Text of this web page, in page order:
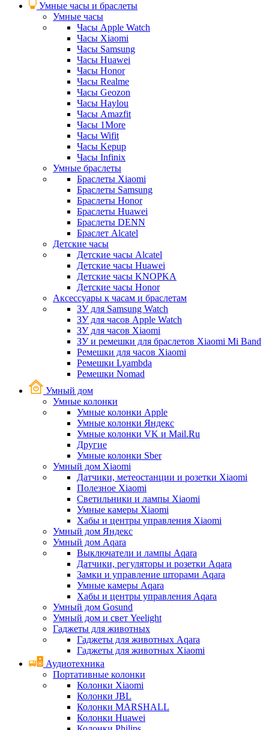
Умные часы и браслеты
Умные часы
Часы Apple Watch
Часы Xiaomi
Часы Samsung
Часы Huawei
Часы Honor
Часы Realme
Часы Geozon
Часы Haylou
Часы Amazfit
Часы 1More
Часы Wifit
Часы Kepup
Часы Infinix
Умные браслеты
Браслеты Xiaomi
Браслеты Samsung
Браслеты Honor
Браслеты Huawei
Браслеты DENN
Браслет Alcatel
Детские часы
Детские часы Alcatel
Детские часы Huawei
Детские часы KNOPKA
Детские часы Honor
Аксессуары к часам и браслетам
ЗУ для Samsung Watch
ЗУ для часов Apple Watch
ЗУ для часов Xiaomi
ЗУ и ремешки для браслетов Xiaomi Mi Band
Ремешки для часов Xiaomi
Ремешки Lyambda
Ремешки Nomad
Умный дом
Умные колонки
Умные колонки Apple
Умные колонки Яндекс
Умные колонки VK и Mail.Ru
Другие
Умные колонки Sber
Умный дом Xiaomi
Датчики, метеостанции и розетки Xiaomi
Полезное Xiaomi
Светильники и лампы Xiaomi
Умные камеры Xiaomi
Хабы и центры управления Xiaomi
Умный дом Яндекс
Умный дом Aqara
Выключатели и лампы Aqara
Датчики, регуляторы и розетки Aqara
Замки и управление шторами Aqara
Умные камеры Aqara
Хабы и центры управления Aqara
Умный дом Gosund
Умный дом и свет Yeelight
Гаджеты для животных
Гаджеты для животных Aqara
Гаджеты для животных Xiaomi
Аудиотехника
Портативные колонки
Колонки Xiaomi
Колонки JBL
Колонки MARSHALL
Колонки Huawei